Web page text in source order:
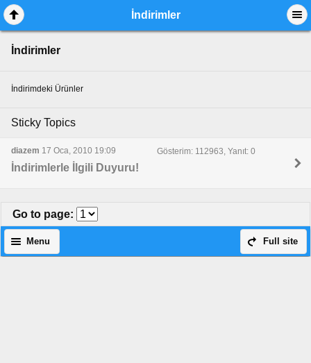
İndirimler
İndirimler
İndirimdeki Ürünler
Sticky Topics
diazem 17 Oca, 2010 19:09 Gösterim: 112963, Yanıt: 0
İndirimlerle İlgili Duyuru!
Go to page:
Full site
Menu